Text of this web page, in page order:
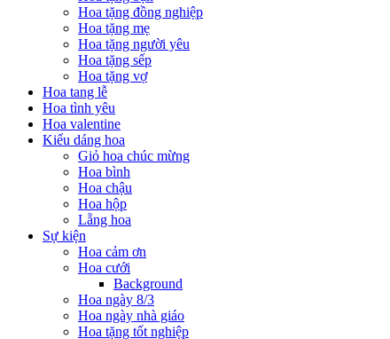
Hoa tặng đồng nghiệp
Hoa tặng mẹ
Hoa tặng người yêu
Hoa tặng sếp
Hoa tặng vợ
Hoa tang lễ
Hoa tình yêu
Hoa valentine
Kiểu dáng hoa
Giỏ hoa chúc mừng
Hoa bình
Hoa chậu
Hoa hộp
Lẵng hoa
Sự kiện
Hoa cảm ơn
Hoa cưới
Background
Hoa ngày 8/3
Hoa ngày nhà giáo
Hoa tặng tốt nghiệp